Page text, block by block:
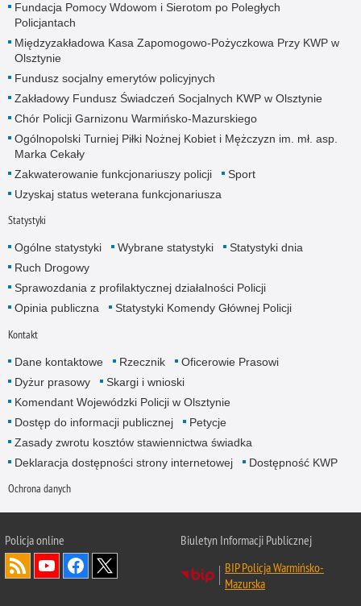
Fundacja Pomocy Wdowom i Sierotom po Poległych
Policjantach
Międzyzakładowa Kasa Zapomogowo-Pożyczkowa Przy KWP w
Olsztynie
Fundusz socjalny emerytów policyjnych
Zakładowy Fundusz Świadczeń Socjalnych KWP w Olsztynie
Chór Policji Garnizonu Warmińsko-Mazurskiego
Ogólnopolski Turniej Piłki Nożnej Kobiet i Mężczyzn im. mł. asp.
Marka Cekały
Zakwaterowanie funkcjonariuszy policji
Sport
Uzyskaj status weterana funkcjonariusza
Statystyki
Ogólne statystyki Wybrane statystyki
Statystyki dnia
Ruch Drogowy
Sprawozdania z profilaktycznej działalności Policji
Opinia publiczna
Statystyki Komendy Głównej Policji
Kontakt
Dane kontaktowe Rzecznik
Oficerowie Prasowi
Dyżur prasowy
Skargi i wnioski
Komendant Wojewódzki Policji w Olsztynie
Dostęp do informacji publicznej
Petycje
Zasady zwrotu kosztów stawiennictwa świadka
Deklaracja dostępności strony internetowej
Dostępność KWP
Ochrona danych
Policja online
Biuletyn Informacji Publicznej
BIP Policja Warmińsko-
Mazurska